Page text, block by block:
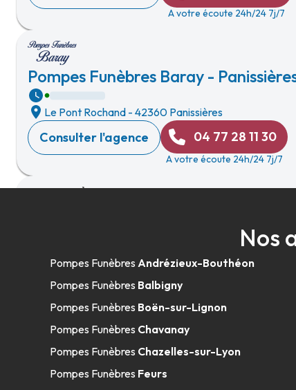
A votre écoute 24h/24 7j/7
Pompes Funèbres Baray -
Le Pont Rochand - 42360 Panissières
Consulter l'agence 04 77 28 11 30
A votre écoute 24h/24 7j/7
Zac De Champbayard-42130 Boën-sur-Lignon
Consulter l'agence
A votre écoute 24h/24 7j/7
Centre Funéraire Bouvet - Trévoux
Nos
Pompes Funèbres Andrézieux-Bouthéon
Pompes Funèbres Balbigny
Pompes Funèbres Boën-sur-Lignon
Pompes Funèbres Chavanay
Pompes Funèbres Chazelles-sur-Lyon
Pompes Funèbres Feurs